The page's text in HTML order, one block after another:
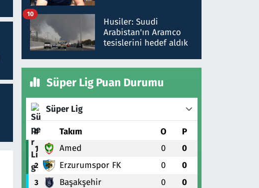
talimat verdi, ben
gönderdim
Husiler: Suudi
Arabistan'ın Aramco
tesislerini hedef aldık
10
Süper Lig Puan Durumu
Süper Lig
# Takım O P
1 Amed 0 0
2 Erzurumspor FK 0 0
3 Başakşehir 0 0